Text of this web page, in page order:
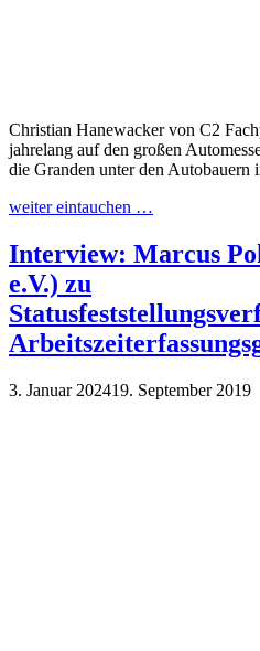
Christian Hanewacker von C2
jahrelang auf den großen
die Granden unter den Autobauern
weiter eintauchen …
Interview: Marcus
e.V.) zu
3. Januar 202419. September 2019